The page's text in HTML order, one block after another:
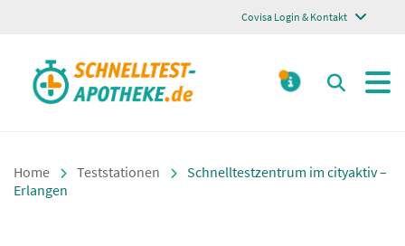
Covisa Login & Kontakt
Schnelltest Apotheke
Suchen
Home Teststationen
Schnelltestzentrum im cityaktiv –
Erlangen